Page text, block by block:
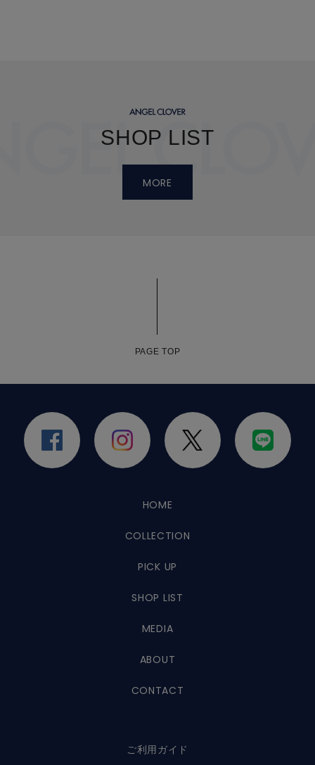
SHOP LIST
MORE
PAGE TOP
HOME
COLLECTION
PICK UP
SHOP LIST
MEDIA
ABOUT
CONTACT
ご利用ガイド